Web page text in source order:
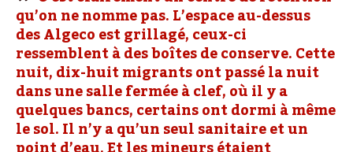
qu’on ne nomme pas. L’espace au-dessus
des Algeco est grillagé, ceux-ci
ressemblent à des boîtes de conserve. Cette
nuit, dix-huit migrants ont passé la nuit
dans une salle fermée à clef, où il y a
quelques bancs, certains ont dormi à même
le sol. Il n’y a qu’un seul sanitaire et un